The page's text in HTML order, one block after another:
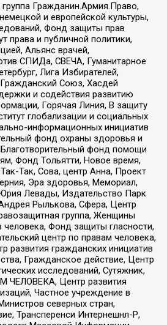
Гражданин.Армия.Право,
и европейской культуры,
Фонд защиты прав
права и публичной политики,
Альянс врачей,
СПИДа, СВЕЧА, Гуманитарное
Лига Избирателей,
Союз, Хасдей
и содействия развитию
Горячая Линия, В защиту
глобализации и социальных
информационных инициатив
фонд охраны здоровья и
фонд помощи
Фонд Тольятти, Новое время,
Так, Сова, центр Анна, Проект
Эра здоровья, Мемориал,
Левады, Издательство Парк
Рылькова, Сфера, Центр
группа, Женщины
человека, Фонд защиты гласности,
центр по правам человека,
развития гражданских инициатив
Гражданское действие, Центр
исследований, Сутяжник,
Центр развития
Частное учреждение в
северных стран,
Трансперенси Интернешнл-Р,